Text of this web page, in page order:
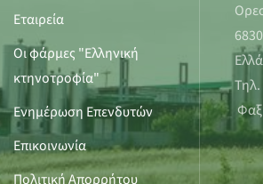
Εταιρεία
Οι φάρμες "Ελληνική
κτηνοτροφία"
Ενημέρωση Επενδυτών
Επικοινωνία
Πολιτική Απορρήτου
Φαξ